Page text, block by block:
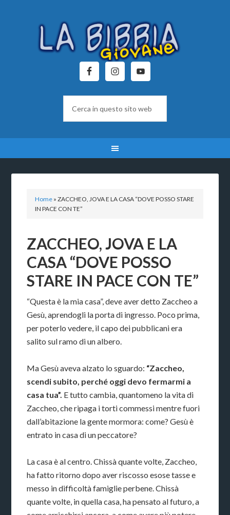
Home »ZACCHEO, JOVA E LA CASA “DOVE POSSO STARE
IN PACE CON TE”
ZACCHEO, JOVA E LA
CASA “DOVE POSSO
STARE IN PACE CON TE”
“Questa è la mia casa”, deve aver detto Zaccheo a
Gesù, aprendogli la porta di ingresso. Poco prima,
per poterlo vedere, il capo dei pubblicani era
salito sul ramo di un albero.
Ma Gesù aveva alzato lo sguardo: “Zaccheo,
scendi subito, perché oggi devo fermarmi a
casa tua”. E tutto cambia, quantomeno la vita di
Zaccheo, che ripaga i torti commessi mentre fuori
dall’abitazione la gente mormora: come? Gesù è
entrato in casa di un peccatore?
La casa è al centro. Chissà quante volte, Zaccheo,
ha fatto ritorno dopo aver riscosso esose tasse e
messo in difficoltà famiglie perbene. Chissà
quante volte, in quella casa, ha pensato al futuro, a